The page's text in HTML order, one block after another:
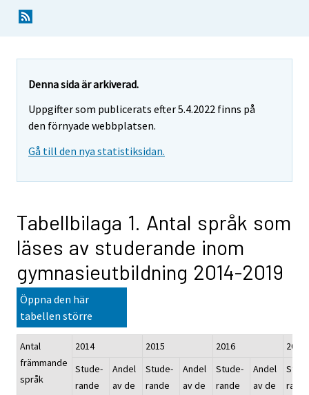
Denna sida är arkiverad.
Uppgifter som publicerats efter 5.4.2022 finns på
den förnyade webbplatsen.
Gå till den nya statistiksidan.
Tabellbilaga 1. Antal språk som
läses av studerande inom
gymnasieutbildning 2014-2019
Öppna den här
tabellen större
Antal
främmande
språk
2014 2015 2016
2017
Stude-
rande
Andel
av de
Stude-
rande
Andel
av de
Stude-
rande
Andel
av de